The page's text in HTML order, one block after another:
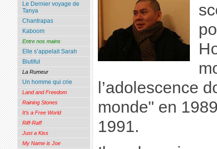
l’adolescence
monde" en
1991.
Le Dernier voyage de
Tanya
Chantrapas
Kaboom
Entre nos mains
Elle s’appelait Sarah
Biutiful
La Rumeur
Un homme qui crie
Land and Freedom
Raining Stones
It’s a Free World
Riff-Raff
Just a Kiss
My Name is Joe